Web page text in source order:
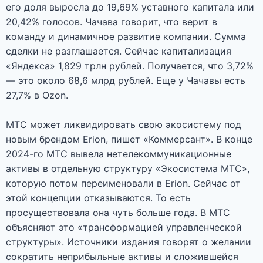
его доля выросла до 19,69% уставного капитала или
20,42% голосов. Чачава говорит, что верит в
команду и динамичное развитие компании. Сумма
сделки не разглашается. Сейчас капитализация
«Яндекса» 1,829 трлн рублей. Получается, что 3,72%
— это около 68,6 млрд рублей. Еще у Чачавы есть
27,7% в Ozon.
МТС может ликвидировать свою экосистему под
новым брендом Erion, пишет «Коммерсант». В конце
2024-го МТС вывела нетелекоммуникационные
активы в отдельную структуру «Экосистема МТС»,
которую потом переименовали в Erion. Сейчас от
этой концепции отказываются. То есть
просуществовала она чуть больше года. В МТС
объясняют это «трансформацией управленческой
структуры». Источники издания говорят о желании
сократить неприбыльные активы и сложившейся